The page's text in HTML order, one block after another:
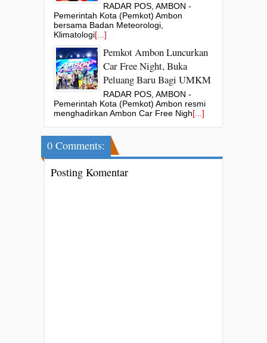
RADAR POS, AMBON -
Pemerintah Kota (Pemkot) Ambon
bersama Badan Meteorologi,
Klimatologi[...]
Pemkot Ambon Luncurkan
Car Free Night, Buka
Peluang Baru Bagi UMKM
RADAR POS, AMBON -
Pemerintah Kota (Pemkot) Ambon resmi
menghadirkan Ambon Car Free Nigh[...]
0 Comments:
Posting Komentar